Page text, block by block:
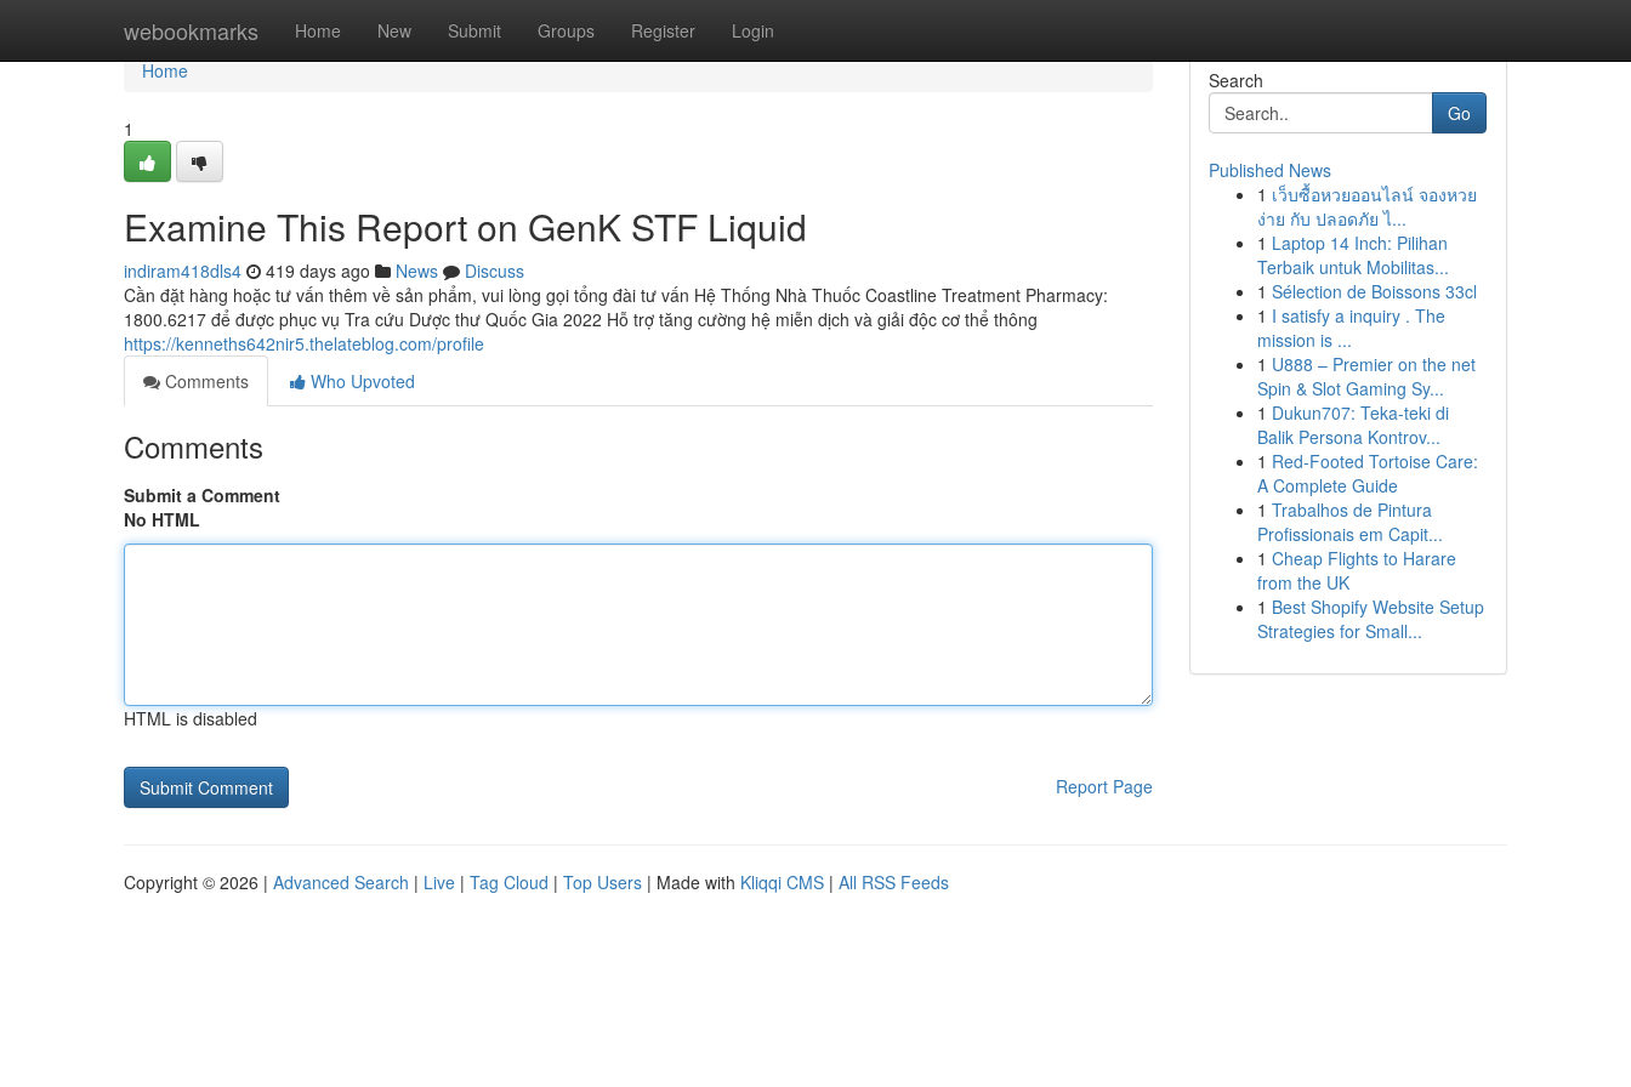
webookmarks Home New Submit Groups Register Login
Home
Home
1
Examine This Report on GenK STF Liquid
indiram418dls4 419 days ago News
Discuss
Cần đặt hàng hoặc tư vấn thêm về sản phẩm, vui lòng gọi tổng đài tư vấn Hệ Thống Nhà Thuốc Coastline Treatment Pharmacy:
1800.6217 để được phục vụ Tra cứu Dược thư Quốc Gia 2022 Hỗ trợ tăng cường hệ miễn dịch và giải độc cơ thể thông
https://kenneths642nir5.thelateblog.com/profile
Comments
Who Upvoted
Comments
Submit a Comment
No HTML
HTML is disabled
Report Page
Search
Go
Published News
1 เว็บซื้อหวยออนไลน์ จองหวย
ง่าย กับ ปลอดภัย ไ...
1 Laptop 14 Inch: Pilihan
Terbaik untuk Mobilitas...
1 Sélection de Boissons 33cl
1 I satisfy a inquiry . The
mission is ...
1 U888 – Premier on the net
Spin & Slot Gaming Sy...
1 Dukun707: Teka-teki di
Balik Persona Kontrov...
1 Red-Footed Tortoise Care:
A Complete Guide
1 Trabalhos de Pintura
Profissionais em Capit...
1 Cheap Flights to Harare
from the UK
1 Best Shopify Website Setup
Strategies for Small...
Copyright © 2026 | Advanced Search | Live | Tag Cloud | Top Users | Made with Kliqqi CMS | All RSS Feeds